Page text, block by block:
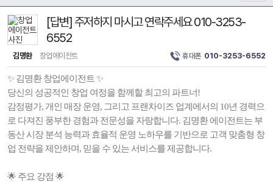
[답변] 주저하지 마시고 연락주세요 010-3253-
6552
김명환 창업에이전트 휴대폰 010-3253-6552
✨ 김명환 창업에이전트 ✨
당신의 성공적인 창업 여정을 함께할 최고의 파트너!
감정평가, 개인 매장 운영, 그리고 프랜차이즈 업계에서의 10년 경력으
로 다져진 풍부한 경험과 전문성을 자랑합니다. 김명환 에이전트는 부
동산 시장 분석 능력과 효율적 운영 노하우를 기반으로 고객 맞춤형 창
업 전략을 제안하며, 믿을 수 있는 서비스를 제공합니다.
🌟 주요 강점 🌟